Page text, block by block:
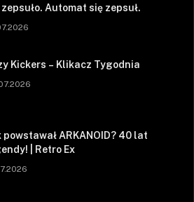
zepsuło. Automat się zepsuł.
Kickers – Klikacz Tygodnia
powstawał ARKANOID? 40 lat
| Retro Ex